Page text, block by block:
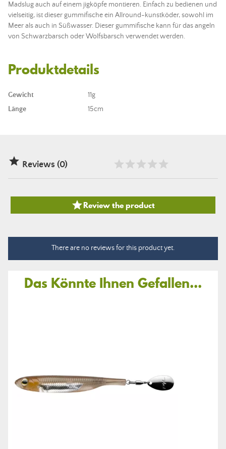
Madslug auch auf einem jigköpfe montieren. Einfach zu bedienen und
vielseitig, ist dieser gummifische ein Allround-kunstköder, sowohl im
Meer als auch in Süßwasser. Dieser gummifische kann für das angeln
von Schwarzbarsch oder Wolfsbarsch verwendet werden.
Produktdetails
Gewicht
11g
Länge
15cm
 Reviews (0)
Review the product
There are no reviews for this product yet.
Das Könnte Ihnen Gefallen...